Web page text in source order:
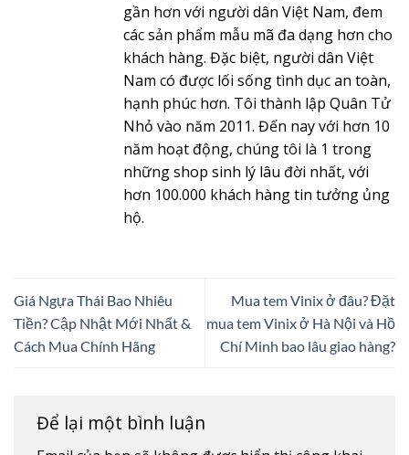
gần hơn với người dân Việt Nam, đem
các sản phẩm mẫu mã đa dạng hơn cho
khách hàng. Đặc biệt, người dân Việt
Nam có được lối sống tình dục an toàn,
hạnh phúc hơn. Tôi thành lập Quân Tử
Nhỏ vào năm 2011. Đến nay với hơn 10
năm hoạt động, chúng tôi là 1 trong
những shop sinh lý lâu đời nhất, với
hơn 100.000 khách hàng tin tưởng ủng
hộ.
Giá Ngựa Thái Bao Nhiêu
Tiền? Cập Nhật Mới Nhất &
Cách Mua Chính Hãng
Mua tem Vinix ở đâu? Đặt
mua tem Vinix ở Hà Nội và Hồ
Chí Minh bao lâu giao hàng?
Để lại một bình luận